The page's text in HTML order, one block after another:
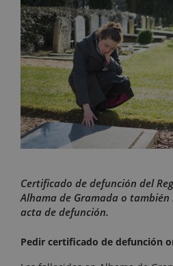
Certificado de defunción del
Alhama de Gramada o
acta de defunción.
Pedir certificado de defunción